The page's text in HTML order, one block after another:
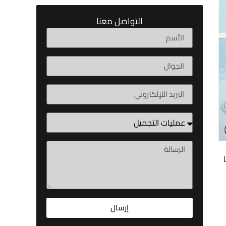
التواصل معنا
إرسال